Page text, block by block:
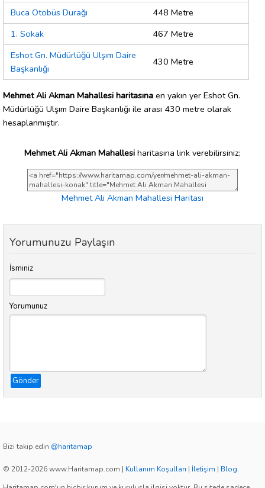
Buca Otobüs Durağı
448 Metre
1. Sokak
467 Metre
Eshot Gn. Müdürlüğü Ulşım Daire
Başkanlığı
430 Metre
Mehmet Ali Akman Mahallesi haritasına en yakın yer Eshot Gn.
Müdürlüğü Ulşım Daire Başkanlığı ile arası 430 metre olarak
hesaplanmıştır.
Mehmet Ali Akman Mahallesi haritasına link verebilirsiniz;
Mehmet Ali Akman Mahallesi Haritası
Yorumunuzu Paylaşın
İsminiz
Yorumunuz
Gönder
Bizi takip edin @haritamap
© 2012-2026 www.Haritamap.com | Kullanım Koşulları | İletişim | Blog